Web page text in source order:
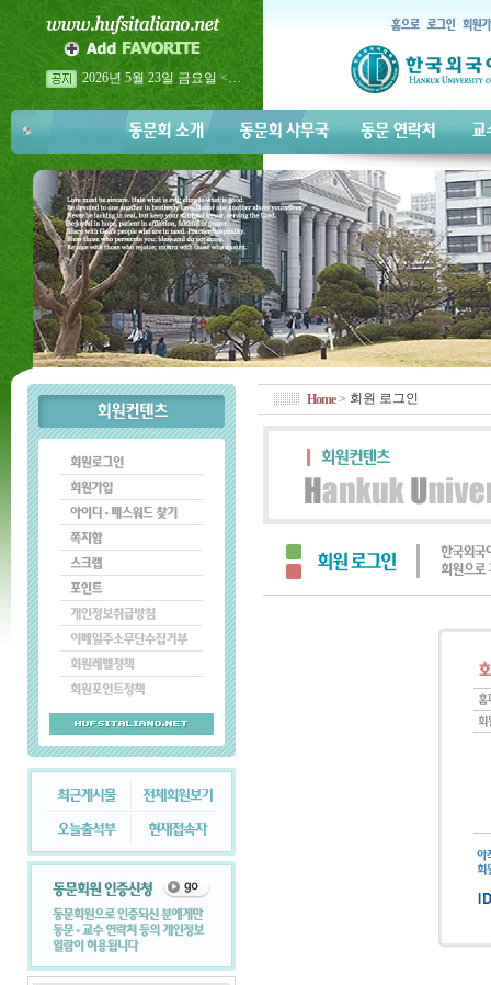
2026년 5월 23일 금요일 <…
2026년 이탈리아어과 홈…
2026년 이탈리아어과 홈…
Home> 회원 로그인